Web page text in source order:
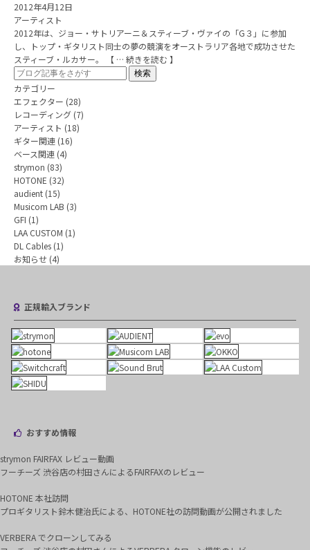
2012年4月12日
アーティスト
2012年は、ジョー・サトリアーニ＆スティーブ・ヴァイの「G３」に参加
し、トップ・ギタリスト同士の夢の競演をオーストラリア各地で成功させた
スティーブ・ルカサー。 【 … 続きを読む 】
カテゴリー
エフェクター (28)
レコーディング (7)
アーティスト (18)
ギター関連 (16)
ベース関連 (4)
strymon (83)
HOTONE (32)
audient (15)
Musicom LAB (3)
GFI (1)
LAA CUSTOM (1)
DL Cables (1)
お知らせ (4)
正規輸入ブランド
おすすめ情報
strymon FAIRFAX レビュー動画
フーチーズ 渋谷店の村田さんによるFAIRFAXのレビュー
HOTONE 本社訪問
プロギタリスト鈴木健治氏による、HOTONE社の訪問動画が公開されました
VERBERA でクローンしてみる